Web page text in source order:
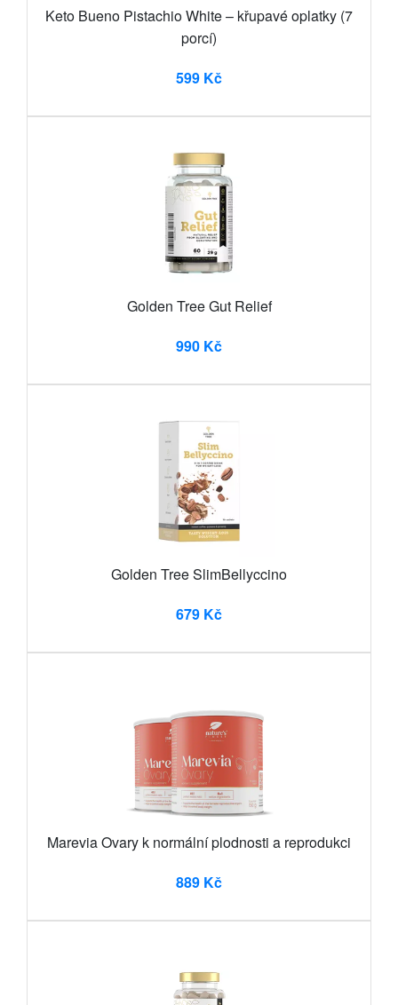
Keto Bueno Pistachio White – křupavé oplatky (7
porcí)
599 Kč
Golden Tree Gut Relief
990 Kč
Golden Tree SlimBellyccino
679 Kč
Marevia Ovary k normální plodnosti a reprodukci
889 Kč